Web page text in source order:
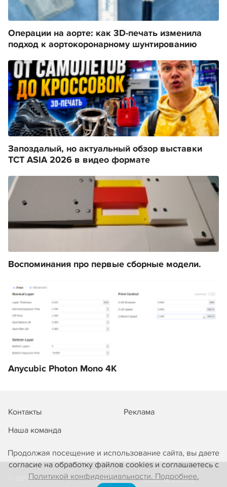
Продолжая посещение и использование сайта, вы даете
согласие на обработку файлов cookies и соглашаетесь с
Политикой конфиденциальности. Подробнее.
Операции на аорте: как 3D-печать изменила
подход к аортокоронарному шунтированию
Запоздалый, но актуальный обзор выставки
TCT ASIA 2026 в видео формате
Воспоминания про первые сборные модели.
Anycubic Photon Mono 4K
Контакты
Реклама
Наша команда
© 2013-2026 3D-принтеры сегодня!
Использование